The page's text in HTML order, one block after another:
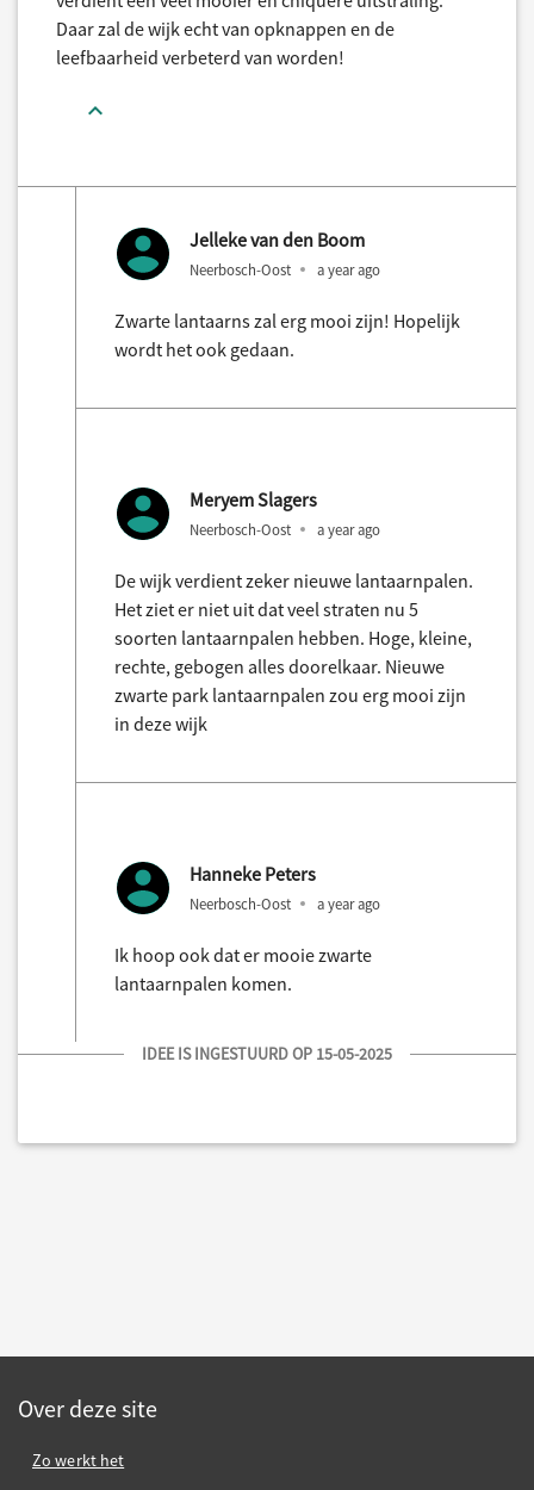
Daar zal de wijk echt van opknappen en de
leefbaarheid verbeterd van worden!
Jelleke van den Boom
Neerbosch-Oost a year ago
Zwarte lantaarns zal erg mooi zijn! Hopelijk
wordt het ook gedaan.
Meryem Slagers
Neerbosch-Oost a year ago
De wijk verdient zeker nieuwe lantaarnpalen.
Het ziet er niet uit dat veel straten nu 5
soorten lantaarnpalen hebben. Hoge, kleine,
rechte, gebogen alles doorelkaar. Nieuwe
zwarte park lantaarnpalen zou erg mooi zijn
in deze wijk
Hanneke Peters
Neerbosch-Oost a year ago
Ik hoop ook dat er mooie zwarte
lantaarnpalen komen.
IDEE IS INGESTUURD OP 15-05-2025
Over deze site
Zo werkt het